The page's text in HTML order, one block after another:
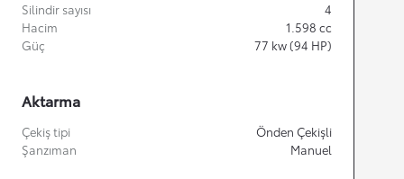
Silindir sayısı
4
Hacim
1.598 cc
Güç
77 kw (94 HP)
Aktarma
Çekiş tipi
Önden Çekişli
Şanzıman
Manuel